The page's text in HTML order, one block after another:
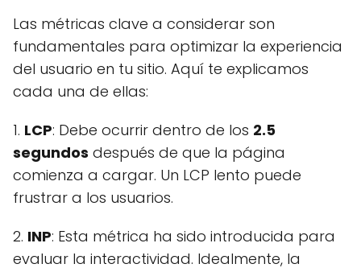
Las métricas clave a considerar son
fundamentales para optimizar la experiencia
del usuario en tu sitio. Aquí te explicamos
cada una de ellas:
1. LCP: Debe ocurrir dentro de los 2.5
segundos después de que la página
comienza a cargar. Un LCP lento puede
frustrar a los usuarios.
2. INP: Esta métrica ha sido introducida para
evaluar la interactividad. Idealmente, la